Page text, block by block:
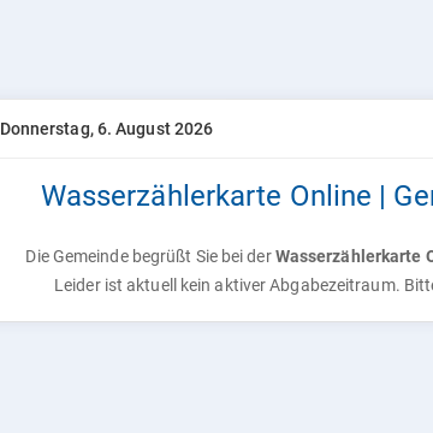
Donnerstag, 6. August 2026
Wasserzählerkarte Online |
Die Gemeinde begrüßt Sie bei derWasserzählerkarte
Leider ist aktuell kein aktiver Abgabezeitraum.